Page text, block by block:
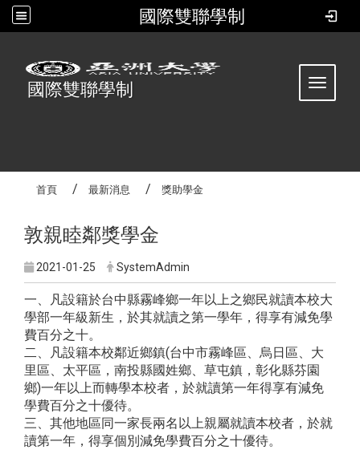
國際雙聯學制
Toggle
國際雙聯學制
首頁 最新消息 獎助學金
敦親睦鄰獎學金
2021-01-25 SystemAdmin
一、凡設籍於台中縣霧峰鄉一年以上之鄉民就讀本校大
學部一年級新生，於其就讀之第一學年，得享有減免學
費百分之十。
二、凡設籍本校鄰近鄉鎮(台中市霧峰區、烏日區、大
里區、太平區，南投縣國姓鄉、草屯鎮，彰化縣芬園
鄉)一年以上而轉學本校者，於就讀第一年得享有減免
學費百分之十優待。
三、其他地區同一家長兩名以上親屬就讀本校者，於就
讀第一年，得享個別減免學費百分之十優待。